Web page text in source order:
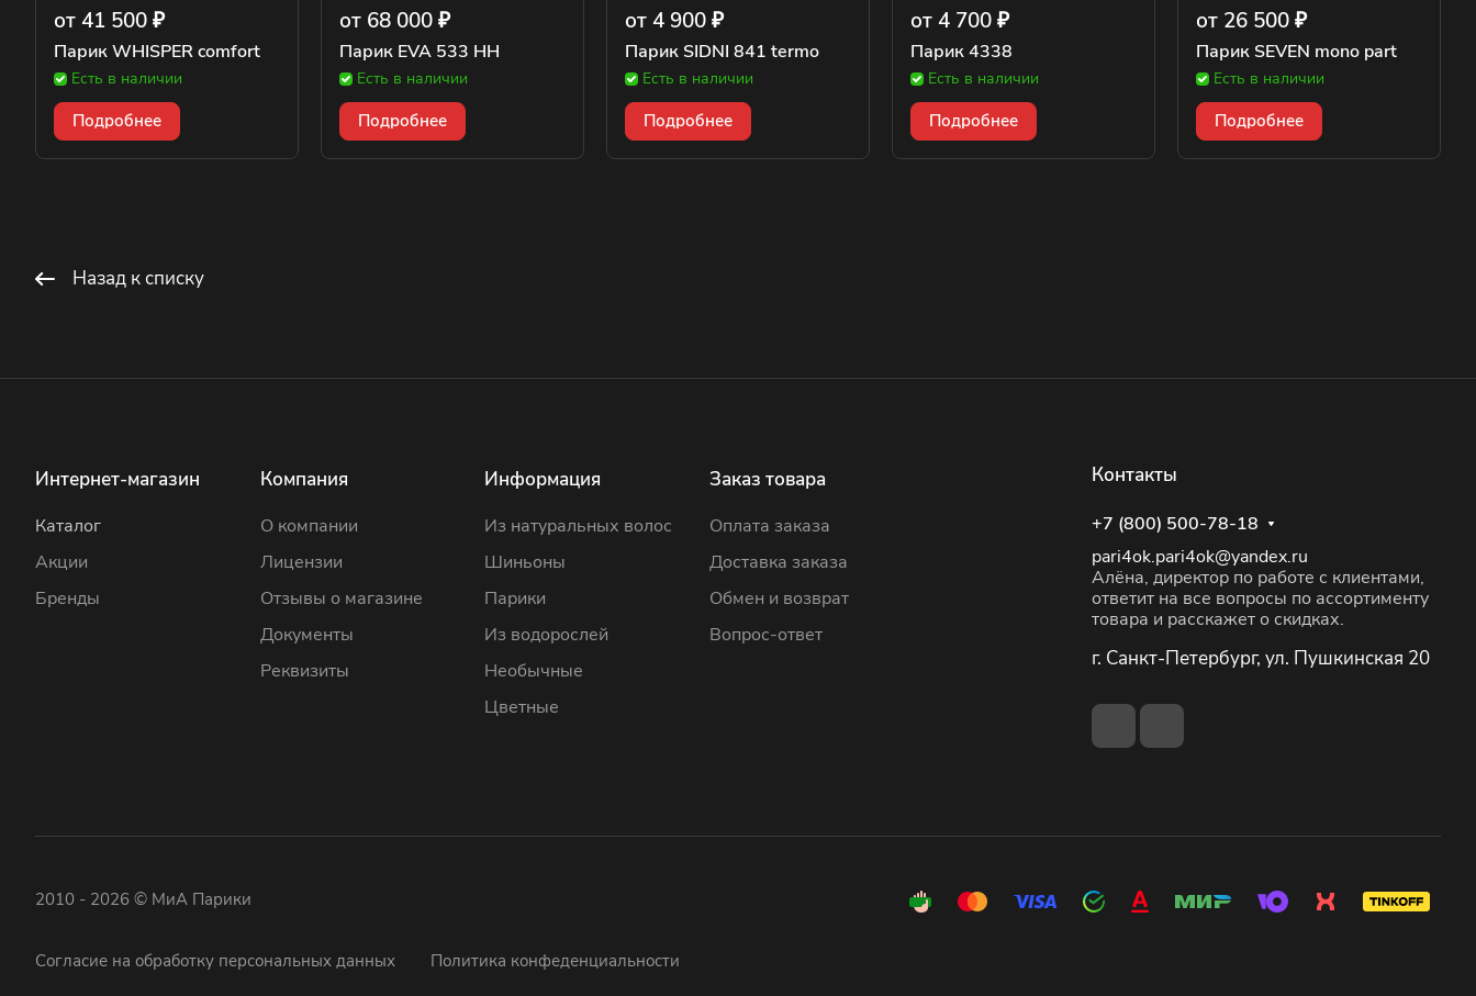
от 41 500 ₽
Парик WHISPER comfort
Есть в наличии
Подробнее
от 68 000 ₽
Парик EVA 533 HH
Есть в наличии
Подробнее
от 4 900 ₽
Парик SIDNI 841 termo
Есть в наличии
Подробнее
от 4 700 ₽
Парик 4338
Есть в наличии
Подробнее
от 26 500 ₽
Парик SEVEN mono part
Есть в наличии
Подробнее
Назад к списку
Интернет-магазин
Каталог
Акции
Бренды
Компания
О компании
Лицензии
Отзывы о магазине
Документы
Реквизиты
Информация
Из натуральных волос
Шиньоны
Парики
Из водорослей
Необычные
Цветные
Заказ товара
Оплата заказа
Доставка заказа
Обмен и возврат
Вопрос-ответ
Контакты
+7 (800) 500-78-18
pari4ok.pari4ok@yandex.ru
Алёна, директор по работе с клиентами,
ответит на все вопросы по ассортименту
товара и расскажет о скидках.
г. Санкт-Петербург, ул. Пушкинская 20
2010 - 2026 © МиА Парики
Согласие на обработку персональных данных Политика конфеденциальности